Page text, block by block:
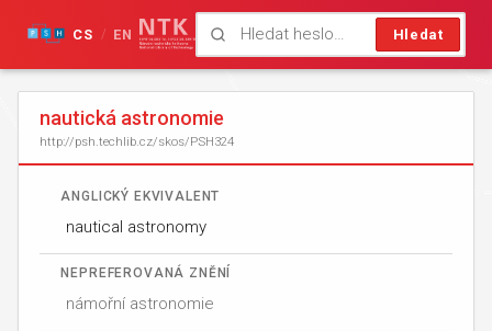
Hledat
CS / EN
nautická astronomie
http://psh.techlib.cz/skos/PSH324
ANGLICKÝ EKVIVALENT
nautical astronomy
NEPREFEROVANÁ ZNĚNÍ
námořní astronomie